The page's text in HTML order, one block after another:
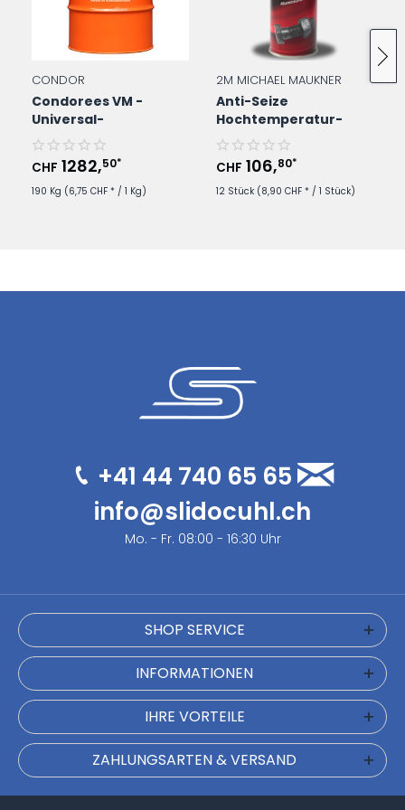
CONDOR
Condorees VM -
Universal-
Kühlschmierstoff im
190Kg/Fass
CHF 1282,50*
190 Kg (6,75 CHF * / 1 Kg)
2M MICHAEL MAUKNER
Anti-Seize
Hochtemperatur-
Schmierstoff - 400ml
Spraydose
CHF 106,80*
12 Stück (8,90 CHF * / 1 Stück)
+41 44 740 65 65
info@slidocuhl.ch
Mo. - Fr. 08:00 - 16:30 Uhr
SHOP SERVICE
INFORMATIONEN
IHRE VORTEILE
ZAHLUNGSARTEN & VERSAND